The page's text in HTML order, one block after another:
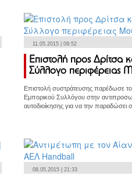
11.05.2015 | 09:52
Επιστολή προς Δρίτσα
Σύλλογο περιφέρειας
Επιστολή συστράτευσης παρέδωσε το
Εμπορικού Συλλόγου στην
αυτοδιοίκησης για να την παραδώσει
08.05.2015 | 21:33